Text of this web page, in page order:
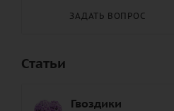
ЗАДАТЬ ВОПРОС
Статьи
Гвоздики